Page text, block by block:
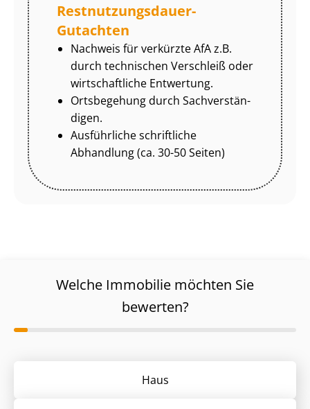
Rest­nut­zungs­dau­er-
Gutachten
Nachweis für verkürzte AfA z.B.
durch technischen Verschleiß oder
wirtschaftliche Entwertung.
Ortsbegehung durch Sach­ver­stän­
di­gen.
Ausführliche schriftliche
Abhandlung (ca. 30-50 Seiten)
Welche Immobilie möchten Sie
bewerten?
Haus